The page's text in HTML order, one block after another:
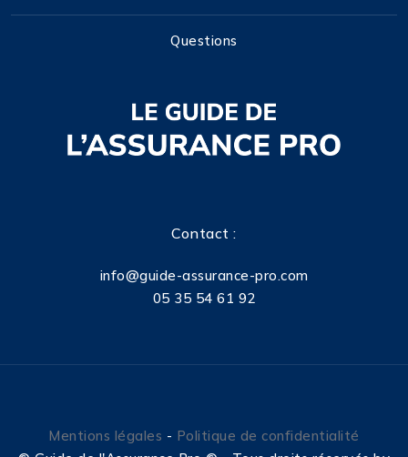
Questions
Contact :
info@guide-assurance-pro.com
05 35 54 61 92
Mentions légales - Politique de confidentialité